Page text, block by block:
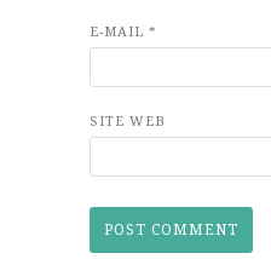
E-MAIL *
SITE WEB